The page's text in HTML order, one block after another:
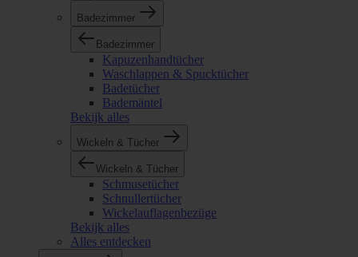
Badezimmer
Badezimmer
Kapuzenhandtücher
Waschlappen & Spucktücher
Badetücher
Bademäntel
Bekijk alles
Wickeln & Tücher
Wickeln & Tücher
Schmusetücher
Schnullertücher
Wickelauflagenbezüge
Bekijk alles
Alles entdecken